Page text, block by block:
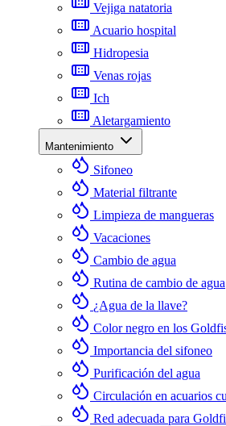
Vejiga natatoria
Acuario hospital
Hidropesia
Venas rojas
Ich
Aletargamiento
Mantenimiento
Sifoneo
Material filtrante
Limpieza de mangueras
Vacaciones
Cambio de agua
Rutina de cambio de agua
¿Agua de la llave?
Color negro en los
Importancia del sifoneo
Purificación del agua
Circulación en acuarios
Red adecuada para